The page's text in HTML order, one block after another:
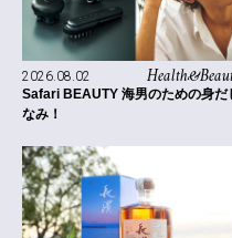
2026.08.02
Safari BEAUTY 海男のための身だ
なみ！